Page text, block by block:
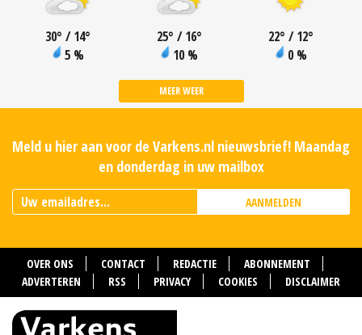
30° / 14°
5 %
25° / 16°
10 %
22° / 12°
0 %
MEER WEER
Meld u hier aan voor de Varkens.nl nieuwsbrief! Maandag
en donderdag in uw mailbox
AANMELDEN
OVER ONS CONTACT REDACTIE
ABONNEMENT
ADVERTEREN
RSS PRIVACY COOKIES DISCLAIMER